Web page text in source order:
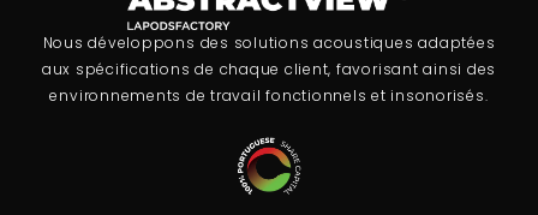
Nous développons des solutions acoustiques adaptées
aux spécifications de chaque client, favorisant ainsi des
environnements de travail fonctionnels et insonorisés.